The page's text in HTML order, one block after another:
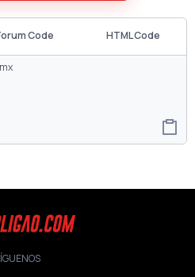
Code HTML Code